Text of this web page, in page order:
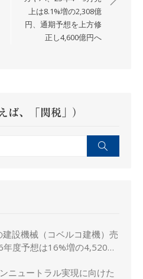
上は8.1%増の2,308億
円、通期予想を上方修
正し4,600億円へ
ば、「関税」）
設機械（コベルコ建機）売
度予想は16%増の4,520億
ニュートラル実現に向けた